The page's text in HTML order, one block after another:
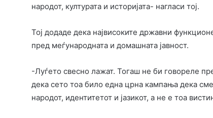
народот, културата и историјата- нагласи тој.
Тој додаде дека највисоките државни
пред меѓународната и домашната јавност.
-Луѓето свесно лажат. Тогаш не би говореле
дека сето тоа било една црна кампања дека
народот, идентитетот и јазикот, а не е тоа